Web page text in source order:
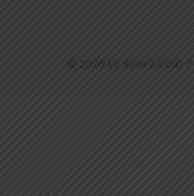
© 2026 Le saviez-vous ?-